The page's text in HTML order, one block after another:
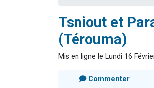
Tsniout et
(Térouma)
Mis en ligne le Lundi 16
Commenter